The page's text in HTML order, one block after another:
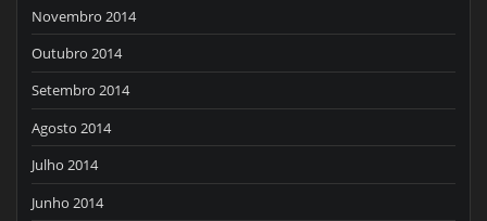
Novembro 2014
Outubro 2014
Setembro 2014
Agosto 2014
Julho 2014
Junho 2014